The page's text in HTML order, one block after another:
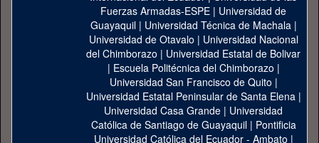
Fuerzas Armadas-ESPE | Universidad de
Guayaquil| Universidad Técnica de Machala|
Universidad de Otavalo | Universidad Nacional
del Chimborazo | Universidad Estatal de Bolivar
| Escuela Politécnica del Chimborazo |
Universidad San Francisco de Quito |
Universidad Estatal Peninsular de Santa Elena|
Universidad Casa Grande | Universidad
Católica de Santiago de Guayaquil| Pontificia
Universidad Católica del Ecuador - Ambato |